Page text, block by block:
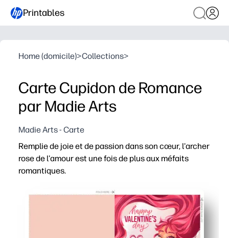
Printables
Home (domicile)>Collections>
Carte Cupidon de Romance
par Madie Arts
Madie Arts - Carte
Remplie de joie et de passion dans son cœur, l'archer
rose de l'amour est une fois de plus aux méfaits
romantiques.